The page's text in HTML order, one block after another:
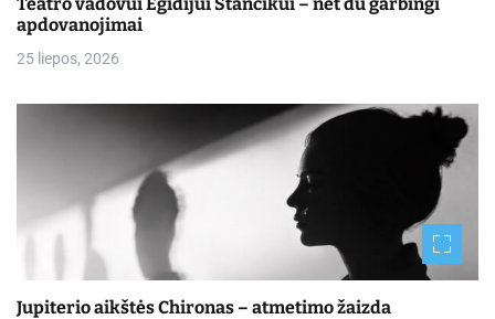
apdovanojimai
25 liepos, 2026
Jupiterio aikštės Chironas – atmetimo žaizda